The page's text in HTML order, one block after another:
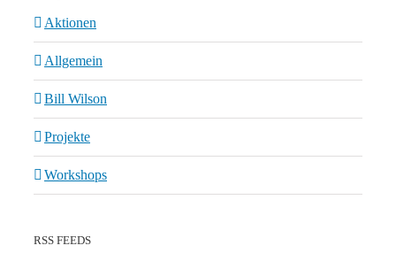
Aktionen
Allgemein
Bill Wilson
Projekte
Workshops
RSS FEEDS